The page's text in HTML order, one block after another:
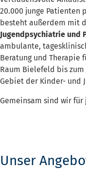
20.000 junge Patienten
besteht außerdem mit
Jugendpsychiatrie und
ambulante,
Beratung und Therapie
Raum Bielefeld bis zum
Gebiet der Kinder- und
Gemeinsam sind wir
Unser